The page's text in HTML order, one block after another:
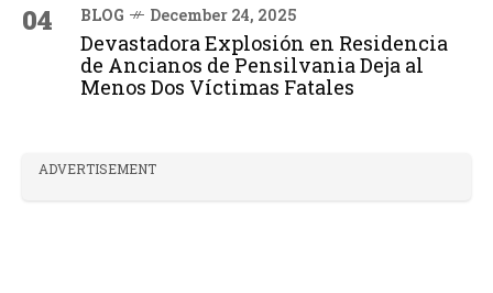
04 BLOG December 24, 2025
Devastadora Explosión en Residencia
de Ancianos de Pensilvania Deja al
Menos Dos Víctimas Fatales
ADVERTISEMENT